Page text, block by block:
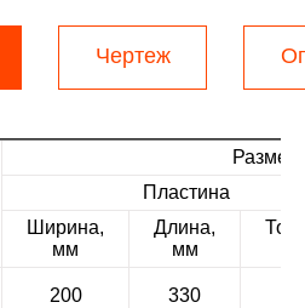
Чертеж
Пластина
Ширина,
мм
Длина,
мм
200 330